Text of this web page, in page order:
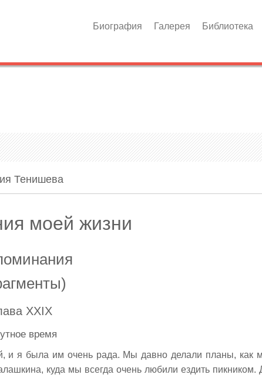
Биография Галерея Библиотека
Тенишева
моей жизни
XXIX
время
и я была им очень рада. Мы давно делали планы,
куда мы всегда очень любили ездить